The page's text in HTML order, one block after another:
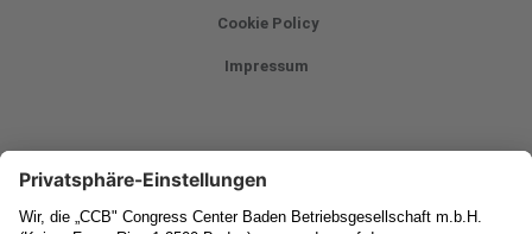
Cookie Policy
Impressum
Newsletter
Vorname